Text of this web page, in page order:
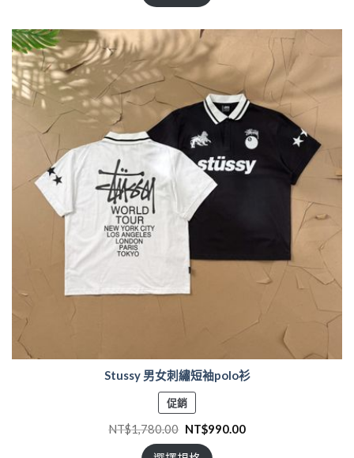
Stussy 男女刺繡短袖polo衫
促銷特
價
商
NT$1,780.00 NT$990.00